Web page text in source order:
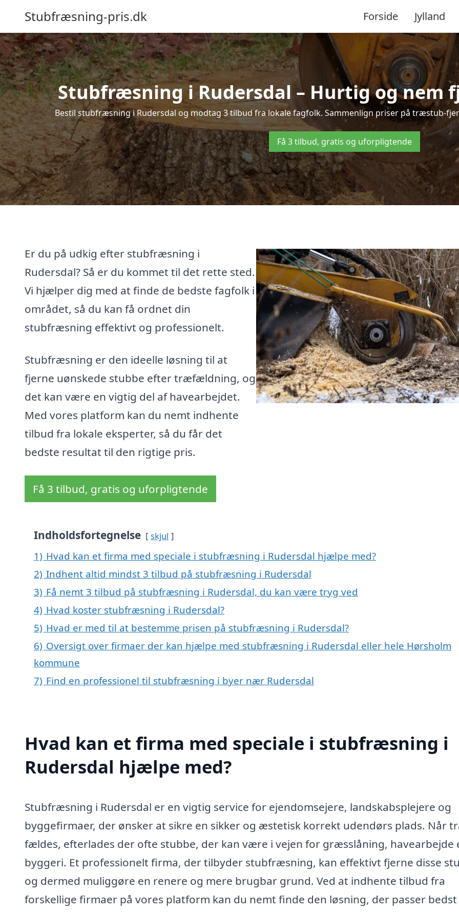
Stubfræsning-pris.dk Forside Jylland
Stubfræsning i Rudersdal – Hurtig og nem
Bestil stubfræsning i Rudersdal og modtag 3 tilbud fra lokale fagfolk. Sammenlign priser på træstub-
Få 3 tilbud, gratis og uforpligtende
Er du på udkig efter stubfræsning i
Rudersdal? Så er du kommet til det rette sted.
Vi hjælper dig med at finde de bedste fagfolk i
området, så du kan få ordnet din
stubfræsning effektivt og professionelt.
Stubfræsning er den ideelle løsning til at
fjerne uønskede stubbe efter træfældning, og
det kan være en vigtig del af havearbejdet.
Med vores platform kan du nemt indhente
tilbud fra lokale eksperter, så du får det
bedste resultat til den rigtige pris.
Få 3 tilbud, gratis og uforpligtende
Indholdsfortegnelse skjul
1) Hvad kan et firma med speciale i stubfræsning i Rudersdal hjælpe med?
2) Indhent altid mindst 3 tilbud på stubfræsning i Rudersdal
3) Få nemt 3 tilbud på stubfræsning i Rudersdal, du kan være tryg ved
4) Hvad koster stubfræsning i Rudersdal?
5) Hvad er med til at bestemme prisen på stubfræsning i Rudersdal?
6) Oversigt over firmaer der kan hjælpe med stubfræsning i Rudersdal eller hele Hørsholm
kommune
7) Find en professionel til stubfræsning i byer nær Rudersdal
Hvad kan et firma med speciale i stubfræsning i
Rudersdal hjælpe med?
Stubfræsning i Rudersdal er en vigtig service for ejendomsejere, landskabsplejere og
byggefirmaer, der ønsker at sikre en sikker og æstetisk korrekt udendørs plads. Når
fældes, efterlades der ofte stubbe, der kan være i vejen for græsslåning, havearbejde
byggeri. Et professionelt firma, der tilbyder stubfræsning, kan effektivt fjerne disse
og dermed muliggøre en renere og mere brugbar grund. Ved at indhente tilbud fra
forskellige firmaer på vores platform kan du nemt finde den løsning, der passer